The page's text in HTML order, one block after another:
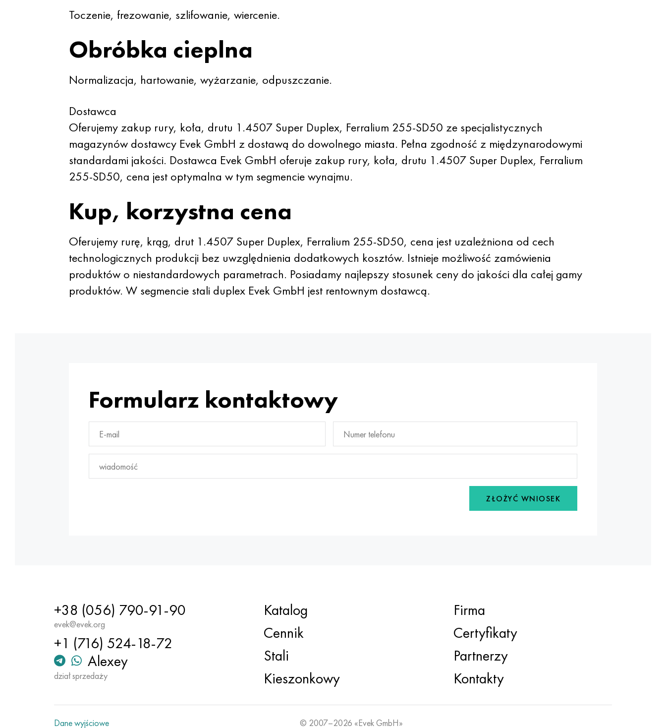
Toczenie, frezowanie, szlifowanie, wiercenie.
Obróbka cieplna
Normalizacja, hartowanie, wyżarzanie, odpuszczanie.
Dostawca
Oferujemy zakup rury, koła, drutu 1.4507 Super Duplex, Ferralium 255-SD50 ze specjalistycznych
magazynów dostawcy Evek GmbH z dostawą do dowolnego miasta. Pełna zgodność z międzynarodowymi
standardami jakości. Dostawca Evek GmbH oferuje zakup rury, koła, drutu 1.4507 Super Duplex, Ferralium
255-SD50, cena jest optymalna w tym segmencie wynajmu.
Kup, korzystna cena
Oferujemy rurę, krąg, drut 1.4507 Super Duplex, Ferralium 255-SD50, cena jest uzależniona od cech
technologicznych produkcji bez uwzględnienia dodatkowych kosztów. Istnieje możliwość zamówienia
produktów o niestandardowych parametrach. Posiadamy najlepszy stosunek ceny do jakości dla całej gamy
produktów. W segmencie stali duplex Evek GmbH jest rentownym dostawcą.
Formularz kontaktowy
ZŁOŻYĆ WNIOSEK
+38 (056) 790-91-90
evek@evek.org
+1 (716) 524-18-72
Alexey
dział sprzedaży
Katalog
Cennik
Stali
Kieszonkowy
Firma
Certyfikaty
Partnerzy
Kontakty
Dane wyjściowe
© 2007–2026 «Evek GmbH»